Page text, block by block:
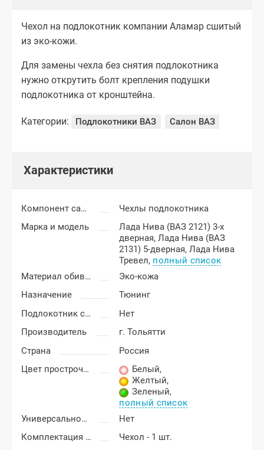
Чехол на подлокотник компании Аламар сшитый
из эко-кожи.
Для замены чехла без снятия подлокотника
нужно открутить болт крепления подушки
подлокотника от кронштейна.
Категории: Подлокотники ВАЗ Салон ВАЗ
Характеристики
Компонент салона
Чехлы подлокотника
Марка и модель
Лада Нива (ВАЗ 2121) 3-х
дверная,Лада Нива (ВАЗ
2131) 5-дверная,Лада Нива
Тревел, полный список
Материал обивки подлокотника
Эко-кожа
Назначение
Тюнинг
Подлокотник с бардачком
Нет
Производитель
г. Тольятти
Страна
Россия
Цвет прострочки
Белый,
Желтый,
Зеленый,
полный список
Универсальность подлокотника
Нет
Комплектация подлокотника
Чехол - 1 шт.